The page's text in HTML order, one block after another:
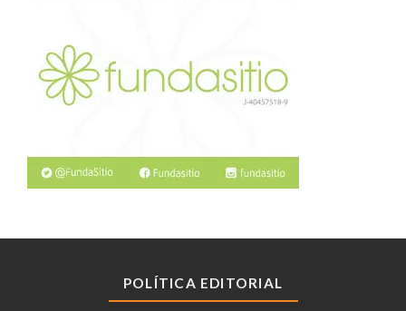
POLÍTICA EDITORIAL